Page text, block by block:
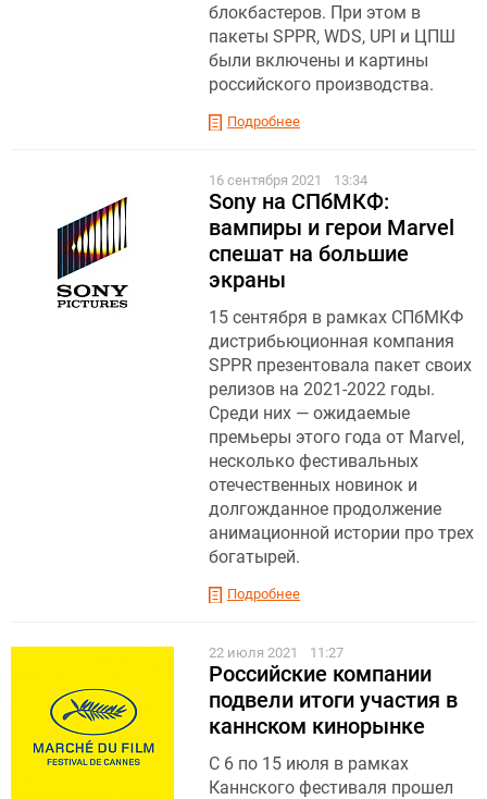
блокбастеров. При этом в
пакеты SPPR, WDS, UPI и ЦПШ
были включены и картины
российского производства.
Подробнее
16 сентября 2021 13:34
Sony на СПбМКФ:
вампиры и герои Marvel
спешат на большие
экраны
15 сентября в рамках СПбМКФ
дистрибьюционная компания
SPPR презентовала пакет своих
релизов на 2021-2022 годы.
Среди них — ожидаемые
премьеры этого года от Marvel,
несколько фестивальных
отечественных новинок и
долгожданное продолжение
анимационной истории про трех
богатырей.
Подробнее
22 июля 2021 11:27
Российские компании
подвели итоги участия в
каннском кинорынке
С 6 по 15 июля в рамках
Каннского фестиваля прошел